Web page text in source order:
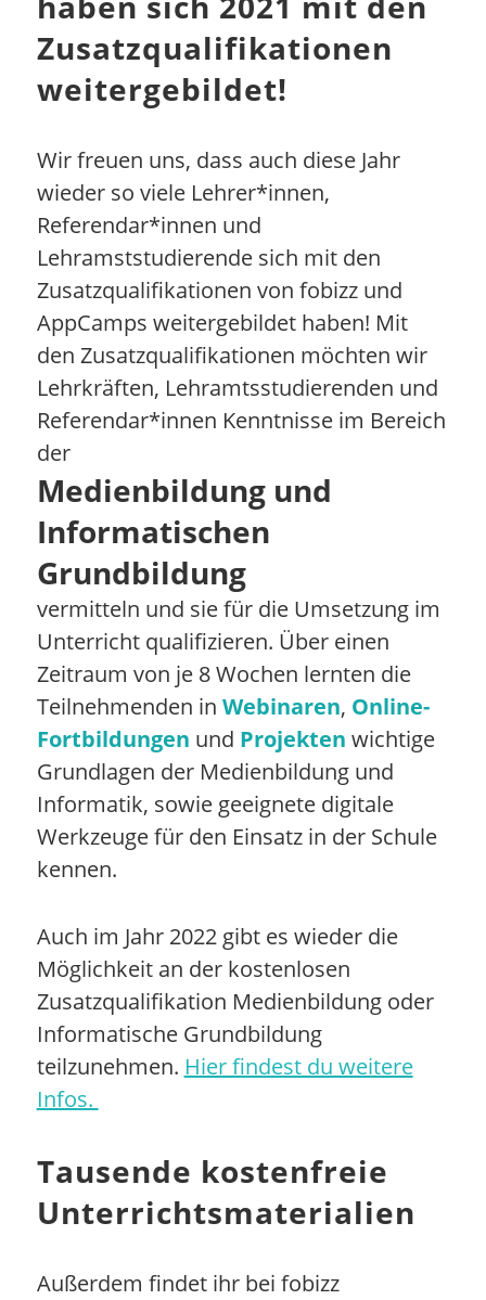
Zusatzqualifikationen
weitergebildet!
Wir freuen uns, dass auch diese Jahr
wieder so viele Lehrer*innen,
Referendar*innen und
Lehramststudierende sich mit den
Zusatzqualifikationen von fobizz und
AppCamps weitergebildet haben! Mit
den Zusatzqualifikationen möchten wir
Lehrkräften, Lehramtsstudierenden und
Referendar*innen Kenntnisse im Bereich
der
Medienbildung und
Informatischen
Grundbildung
vermitteln und sie für die Umsetzung im
Unterricht qualifizieren. Über einen
Zeitraum von je 8 Wochen lernten die
Teilnehmenden in Webinaren, Online-
Fortbildungen und Projekten wichtige
Grundlagen der Medienbildung und
Informatik, sowie geeignete digitale
Werkzeuge für den Einsatz in der Schule
kennen.
Auch im Jahr 2022 gibt es wieder die
Möglichkeit an der kostenlosen
Zusatzqualifikation Medienbildung oder
Informatische Grundbildung
teilzunehmen. Hier findest du weitere
Infos.
Tausende kostenfreie
Unterrichtsmaterialien
Außerdem findet ihr bei fobizz